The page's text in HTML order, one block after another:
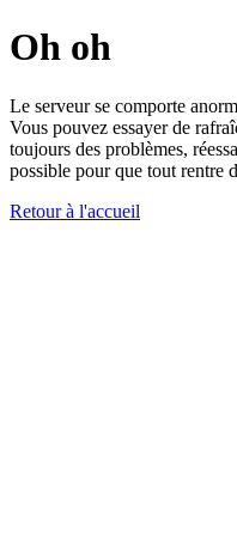
Oh oh
Le serveur se comporte
Vous pouvez essayer de
toujours des problèmes,
possible pour que tout rentre
Retour à l'accueil